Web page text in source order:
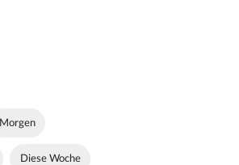
Morgen
Diese Woche